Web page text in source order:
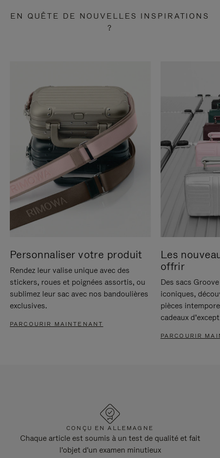
EN QUÊTE DE NOUVELLES INSPIRATIONS
?
Personnaliser votre produit
Rendez leur valise unique avec des
stickers, roues et poignées assortis, ou
sublimez leur sac avec nos bandoulières
exclusives.
PARCOURIR MAINTENANT
Les
offrir
Des sacs
iconiques,
pièces
cadeaux
PARCOURIR
CONÇU EN ALLEMAGNE
Chaque article est soumis à un test de qualité et fait
l'objet d'un examen minutieux